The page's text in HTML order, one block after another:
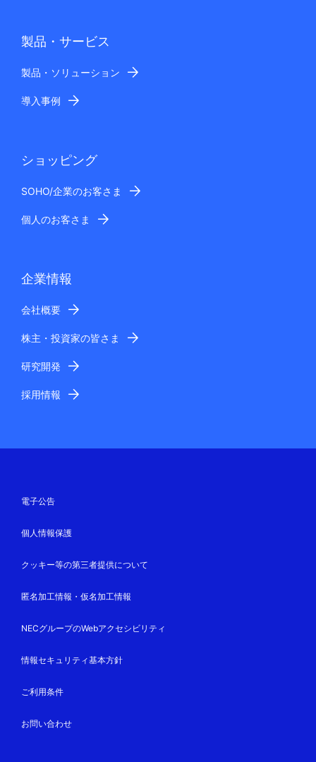
製品・サービス
製品・ソリューション
導入事例
ショッピング
SOHO/企業のお客さま
個人のお客さま
企業情報
会社概要
株主・投資家の皆さま
研究開発
採用情報
電子公告
個人情報保護
クッキー等の第三者提供について
匿名加工情報・仮名加工情報
NECグループのWebアクセシビリティ
情報セキュリティ基本方針
ご利用条件
お問い合わせ